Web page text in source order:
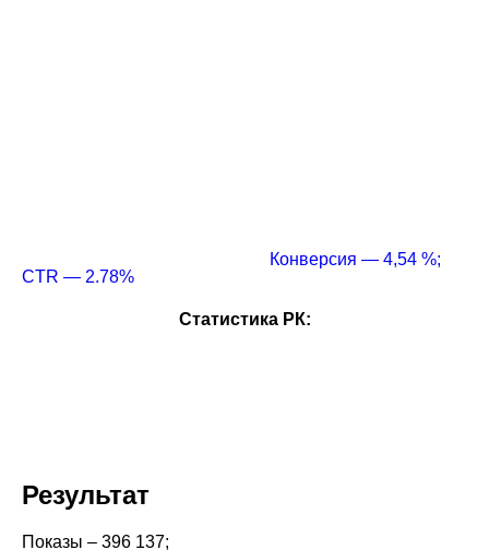
Конверсия — 4,54 %;
CTR — 2.78%
Статистика РК:
Результат
Показы – 396 137;